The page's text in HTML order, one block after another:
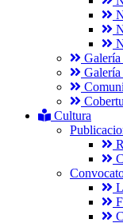
Galería
Cultura